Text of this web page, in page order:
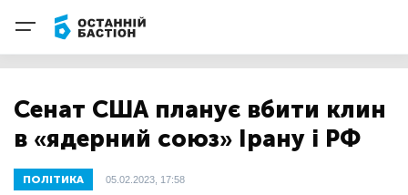
Сенат США планує вбити клин
в «ядерний союз» Ірану і РФ
ПОЛІТИКА 05.02.2023, 17:58